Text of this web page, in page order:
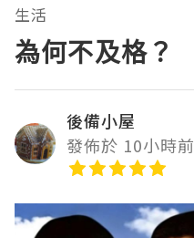
生活
為何不及格？
後備小屋
發佈於 10小時前